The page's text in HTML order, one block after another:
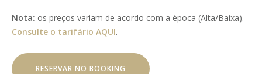
Nota: os preços variam de acordo com a época (Alta/Baixa).
Consulte o tarifário AQUI.
RESERVAR NO BOOKING